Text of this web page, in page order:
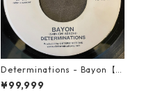
Determinations - Bayon【7-
21865】
¥99,999